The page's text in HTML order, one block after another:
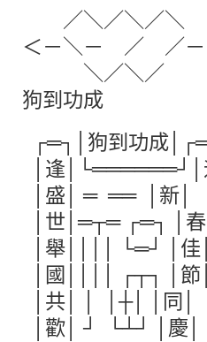
／＼／＼／＼
＜－＼－ ／ ／－
＼／＼／
狗到功成
┌═┐│狗到功成
│逢│└══════┘│
│盛│ ═ ══ │新│
│世│═┬═ ┌═┐ │春│
│舉││││ └═┘ │佳│
│國││││ ┌┬┐ │節│
│共│ │ │┼│ │同│
│歡│ ┘ └┴┘ │慶│